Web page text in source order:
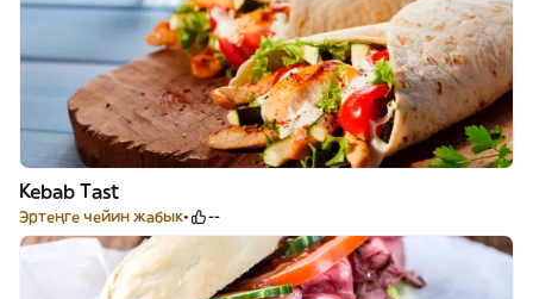
Kebab Tast
Эртеңге чейин жабык --